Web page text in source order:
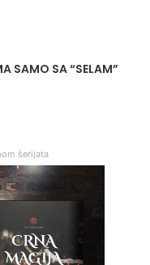
SAMO SA “SELAM”
šerijata